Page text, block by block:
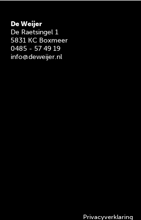
De Weijer
De Raetsingel 1
5831 KC Boxmeer
0485 - 57 49 19
info@deweijer.nl
Privacyverklaring